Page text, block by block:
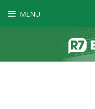
MENU